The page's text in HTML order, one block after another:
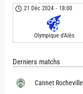
21 Déc 2024 - 18:00
Olympique d'Alès
Derniers matchs
Cannet Rocheville